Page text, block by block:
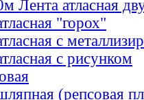
Лента атласная
"горох"
с
с рисунком
(репсовая